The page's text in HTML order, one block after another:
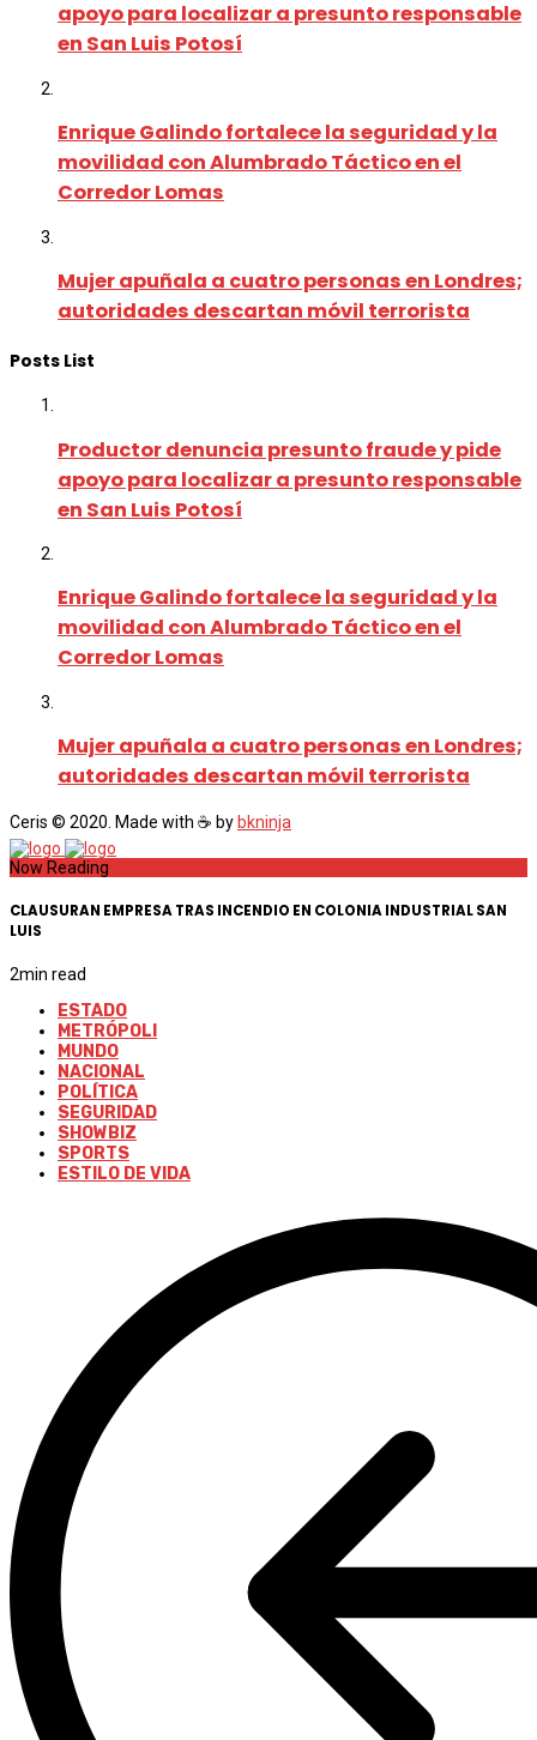
apoyo para localizar a presunto responsable
en San Luis Potosí
Enrique Galindo fortalece la seguridad y la
movilidad con Alumbrado Táctico en el
Corredor Lomas
Mujer apuñala a cuatro personas en Londres;
autoridades descartan móvil terrorista
Posts List
Productor denuncia presunto fraude y pide
apoyo para localizar a presunto responsable
en San Luis Potosí
Enrique Galindo fortalece la seguridad y la
movilidad con Alumbrado Táctico en el
Corredor Lomas
Mujer apuñala a cuatro personas en Londres;
autoridades descartan móvil terrorista
Ceris © 2020. Made with ☕ by bkninja
Now Reading
CLAUSURAN EMPRESA TRAS INCENDIO EN COLONIA INDUSTRIAL SAN
LUIS
2min read
ESTADO
METRÓPOLI
MUNDO
NACIONAL
POLÍTICA
SEGURIDAD
SHOWBIZ
SPORTS
ESTILO DE VIDA